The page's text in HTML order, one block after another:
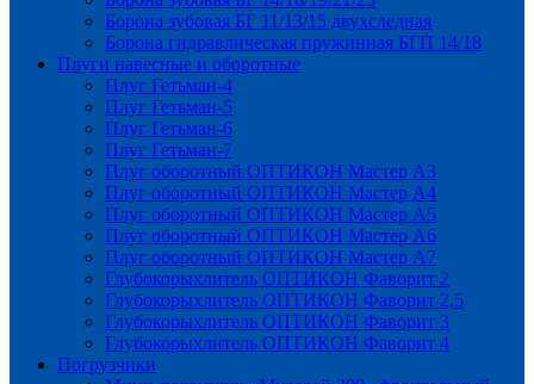
Борона зубовая БГ 11/13/15 двухследная
Борона гидравлическая пружинная БГП 14/18
Плуги навесные и оборотные
Плуг Гетьман-4
Плуг Гетьман-5
Плуг Гетьман-6
Плуг Гетьман-7
Плуг оборотный ОПТИКОН Мастер А3
Плуг оборотный ОПТИКОН Мастер А4
Плуг оборотный ОПТИКОН Мастер А5
Плуг оборотный ОПТИКОН Мастер А6
Плуг оборотный ОПТИКОН Мастер А7
Глубокорыхлитель ОПТИКОН Фаворит 2
Глубокорыхлитель ОПТИКОН Фаворит 2,5
Глубокорыхлитель ОПТИКОН Фаворит 3
Глубокорыхлитель ОПТИКОН Фаворит 4
Погрузчики